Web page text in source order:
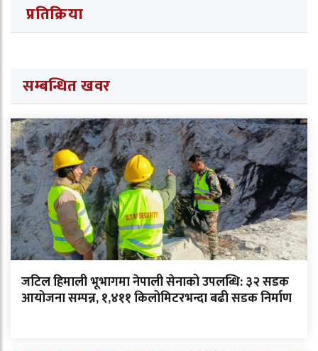
प्रतिक्रिया
सम्बन्धित खवर
जटिल हिमाली भूभागमा नेपाली सेनाको उपलब्धि: ३२ सडक
आयोजना सम्पन्न, १,४११ किलोमिटरभन्दा बढी सडक निर्माण